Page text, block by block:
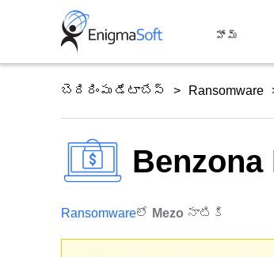
హోమ్
బెదిరింపు డేటాబేస్ Ransomware
Benzona
Ransomwareలో Mezo నాటికి